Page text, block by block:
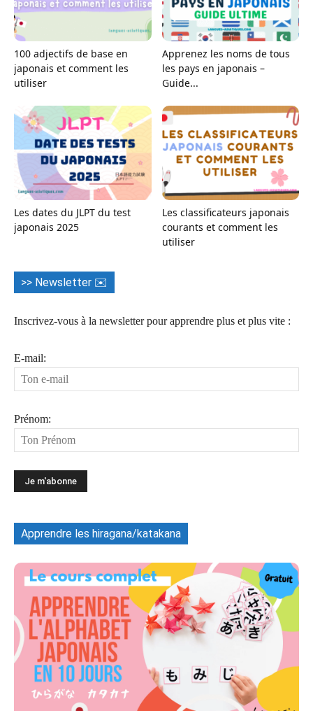
100 adjectifs de base en
japonais et comment les
utiliser
Apprenez les noms de tous
les pays en japonais –
Guide...
Les dates du JLPT du test
japonais 2025
Les classificateurs japonais
courants et comment les
utiliser
>> Newsletter ✉️
Inscrivez-vous à la newsletter pour apprendre plus et plus vite :
E-mail:
Prénom:
Apprendre les hiragana/katakana